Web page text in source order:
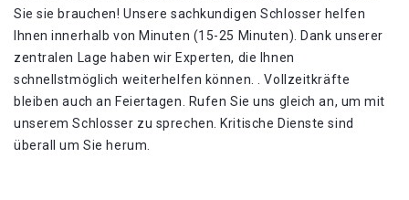
Sie sie brauchen! Unsere sachkundigen Schlosser helfen
Ihnen innerhalb von Minuten (15-25 Minuten). Dank unserer
zentralen Lage haben wir Experten, die Ihnen
schnellstmöglich weiterhelfen können. . Vollzeitkräfte
bleiben auch an Feiertagen. Rufen Sie uns gleich an, um mit
unserem Schlosser zu sprechen. Kritische Dienste sind
überall um Sie herum.